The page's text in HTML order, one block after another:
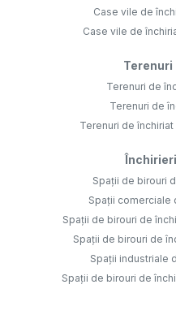
Case vile de
Case vile de
Terenuri de
Terenuri de
Terenuri de
Spații de birouri
Spații comerciale
Spații de birouri de
Spații de birouri de
Spații industriale
Spații de birouri de